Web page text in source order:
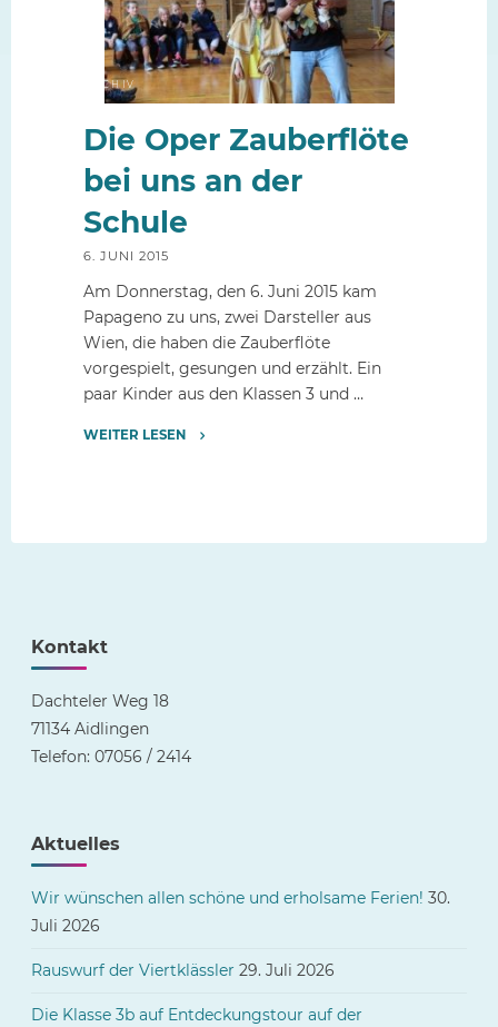
ARCHIV
Die Oper Zauberflöte
bei uns an der
Schule
6. JUNI 2015
Am Donnerstag, den 6. Juni 2015 kam
Papageno zu uns, zwei Darsteller aus
Wien, die haben die Zauberflöte
vorgespielt, gesungen und erzählt. Ein
paar Kinder aus den Klassen 3 und …
WEITER LESEN
Schule"
Kontakt
Dachteler Weg 18
71134 Aidlingen
Telefon: 07056 / 2414
Aktuelles
Wir wünschen allen schöne und erholsame Ferien! 30.
Juli 2026
Rauswurf der Viertklässler 29. Juli 2026
Die Klasse 3b auf Entdeckungstour auf der